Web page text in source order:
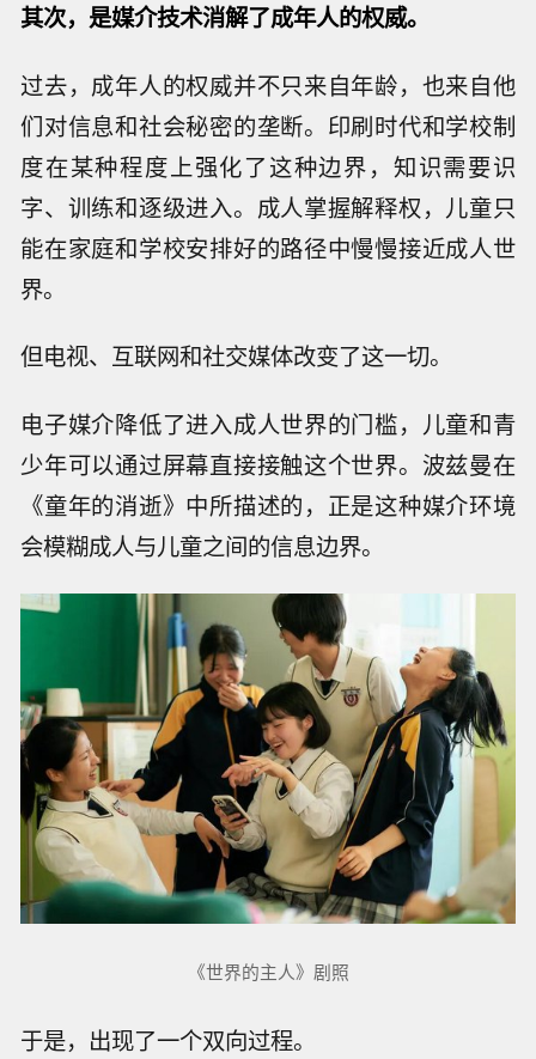
其次，是媒介技术消解了成年人的权威。
过去，成年人的权威并不只来自年龄，也来自他
们对信息和社会秘密的垄断。印刷时代和学校制
度在某种程度上强化了这种边界，知识需要识
字、训练和逐级进入。成人掌握解释权，儿童只
能在家庭和学校安排好的路径中慢慢接近成人世
界。
但电视、互联网和社交媒体改变了这一切。
电子媒介降低了进入成人世界的门槛，儿童和青
少年可以通过屏幕直接接触这个世界。波兹曼在
《童年的消逝》中所描述的，正是这种媒介环境
会模糊成人与儿童之间的信息边界。
《世界的主人》剧照
于是，出现了一个双向过程。